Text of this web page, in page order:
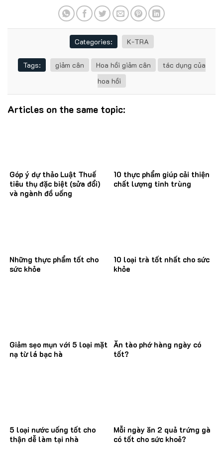
Categories: K-TRA
Tags: giảm cân Hoa hồi giảm cân
tác dụng của
hoa hồi
Articles on the same topic:
Góp ý dự thảo Luật Thuế
tiêu thụ đặc biệt (sửa đổi)
và ngành đồ uống
10 thực phẩm giúp cải thiện
chất lượng tinh trùng
Những thực phẩm tốt cho
sức khỏe
10 loại trà tốt nhất cho sức
khỏe
Giảm sẹo mụn với 5 loại mặt
nạ từ lá bạc hà
Ăn tào phớ hàng ngày có
tốt?
5 loại nước uống tốt cho
thận dễ làm tại nhà
Mỗi ngày ăn 2 quả trứng gà
có tốt cho sức khoẻ?